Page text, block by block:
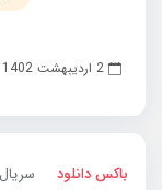
2 اردیبهشت 1402
باکس دانلود